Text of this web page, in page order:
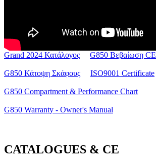
Grand 2024 Κατάλογος G850 Βεβαίωση CE
G850 Κάτοψη Σκάφους ISO9001 Certificate
G850 Compartment & Performance Chart
G850 Warranty - Owner's Manual
CATALOGUES & CE